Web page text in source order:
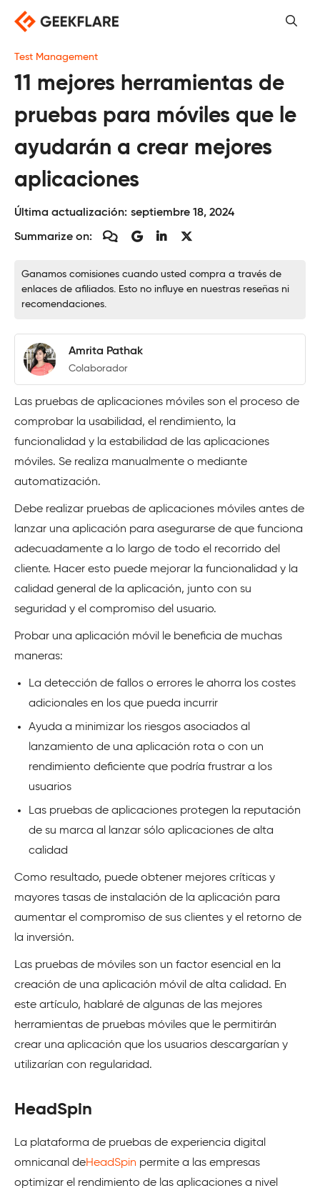
Saltar
contenido
Test Management
11 mejores herramientas de
pruebas para móviles que le
ayudarán a crear mejores
aplicaciones
Última actualización: septiembre 18, 2024
Summarize on:
Ganamos comisiones cuando usted compra a través de
enlaces de afiliados. Esto no influye en nuestras reseñas ni
recomendaciones.
Amrita Pathak
Colaborador
Las pruebas de aplicaciones móviles son el proceso de
comprobar la usabilidad, el rendimiento, la
funcionalidad y la estabilidad de las aplicaciones
móviles. Se realiza manualmente o mediante
automatización.
Debe realizar pruebas de aplicaciones móviles antes de
lanzar una aplicación para asegurarse de que funciona
adecuadamente a lo largo de todo el recorrido del
cliente. Hacer esto puede mejorar la funcionalidad y la
calidad general de la aplicación, junto con su
seguridad y el compromiso del usuario.
Probar una aplicación móvil le beneficia de muchas
maneras:
La detección de fallos o errores le ahorra los costes
adicionales en los que pueda incurrir
Ayuda a minimizar los riesgos asociados al
lanzamiento de una aplicación rota o con un
rendimiento deficiente que podría frustrar a los
usuarios
Las pruebas de aplicaciones protegen la reputación
de su marca al lanzar sólo aplicaciones de alta
calidad
Como resultado, puede obtener mejores críticas y
mayores tasas de instalación de la aplicación para
aumentar el compromiso de sus clientes y el retorno de
la inversión.
Las pruebas de móviles son un factor esencial en la
creación de una aplicación móvil de alta calidad. En
este artículo, hablaré de algunas de las mejores
herramientas de pruebas móviles que le permitirán
crear una aplicación que los usuarios descargarían y
utilizarían con regularidad.
HeadSpin
La plataforma de pruebas de experiencia digital
omnicanal deHeadSpin permite a las empresas
optimizar el rendimiento de las aplicaciones a nivel